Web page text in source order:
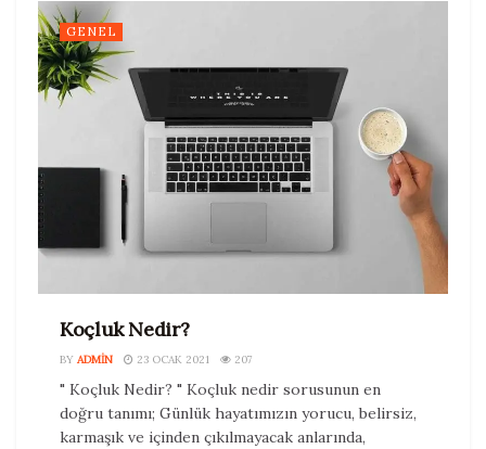
GENEL
Koçluk Nedir?
BY ADMIN 23 OCAK 2021 207
" Koçluk Nedir? " Koçluk nedir sorusunun en
doğru tanımı; Günlük hayatımızın yorucu, belirsiz,
karmaşık ve içinden çıkılmayacak anlarında,